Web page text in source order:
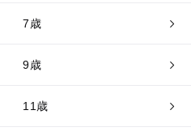
7歳
9歳
11歳